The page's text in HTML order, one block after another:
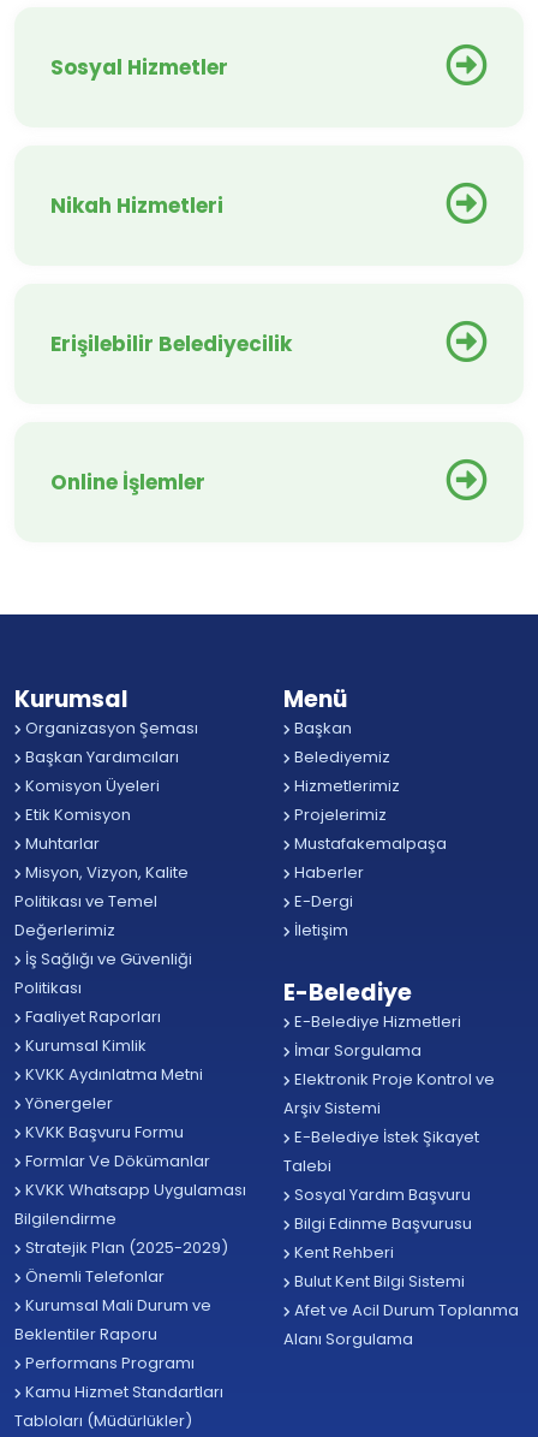
Sosyal Hizmetler
Nikah Hizmetleri
Erişilebilir Belediyecilik
Online İşlemler
Kurumsal
Organizasyon Şeması
Başkan Yardımcıları
Komisyon Üyeleri
Etik Komisyon
Muhtarlar
Misyon, Vizyon, Kalite
Politikası ve Temel
Değerlerimiz
İş Sağlığı ve Güvenliği
Politikası
Faaliyet Raporları
Kurumsal Kimlik
KVKK Aydınlatma Metni
Yönergeler
KVKK Başvuru Formu
Formlar Ve Dökümanlar
KVKK Whatsapp Uygulaması
Bilgilendirme
Stratejik Plan (2025-2029)
Önemli Telefonlar
Kurumsal Mali Durum ve
Beklentiler Raporu
Performans Programı
Kamu Hizmet Standartları
Tabloları (Müdürlükler)
Menü
Başkan
Belediyemiz
Hizmetlerimiz
Projelerimiz
Mustafakemalpaşa
Haberler
E-Dergi
İletişim
E-Belediye
E-Belediye Hizmetleri
İmar Sorgulama
Elektronik Proje Kontrol ve
Arşiv Sistemi
E-Belediye İstek Şikayet
Talebi
Sosyal Yardım Başvuru
Bilgi Edinme Başvurusu
Kent Rehberi
Bulut Kent Bilgi Sistemi
Afet ve Acil Durum Toplanma
Alanı Sorgulama